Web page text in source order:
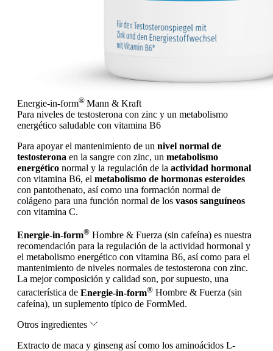
Energie-in-form® Mann & Kraft
Para niveles de testosterona con zinc y un metabolismo
energético saludable con vitamina B6
Para apoyar el mantenimiento de un nivel normal de
testosterona en la sangre con zinc, un metabolismo
energético normal y la regulación de la actividad hormonal
con vitamina B6, el metabolismo de hormonas esteroides
con pantothenato, así como una formación normal de
colágeno para una función normal de los vasos sanguíneos
con vitamina C.
Energie-in-form® Hombre & Fuerza (sin cafeína) es nuestra
recomendación para la regulación de la actividad hormonal y
el metabolismo energético con vitamina B6, así como para el
mantenimiento de niveles normales de testosterona con zinc.
La mejor composición y calidad son, por supuesto, una
característica de Energie-in-form® Hombre & Fuerza (sin
cafeína), un suplemento típico de FormMed.
Otros ingredientes
Extracto de maca y ginseng así como los aminoácidos L-